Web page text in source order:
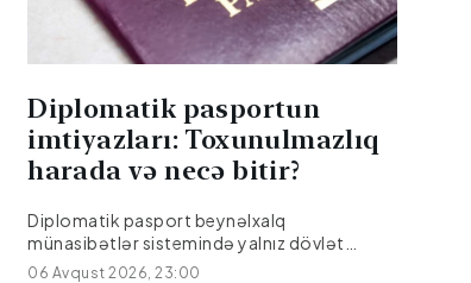
Diplomatik pasportun
imtiyazları: Toxunulmazlıq
harada və necə bitir?
Diplomatik pasport beynəlxalq
münasibətlər sistemində yalnız dövlət
rəsmilərinin və diplomatların şəxsiyyətini
06 Avqust 2026, 23:00